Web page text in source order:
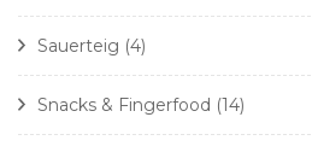
Sauerteig (4)
Snacks & Fingerfood (14)